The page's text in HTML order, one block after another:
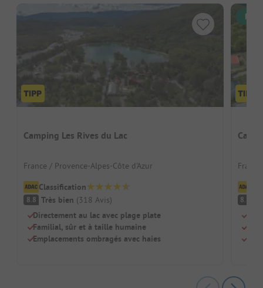
Camping Les Rives du Lac
France / Provence-Alpes-Côte d'Azur
Classification
8.8 Très bien (318 Avis)
Directement au lac avec plage plate
Familial, sûr et à taille humaine
Emplacements ombragés avec haies
8.5